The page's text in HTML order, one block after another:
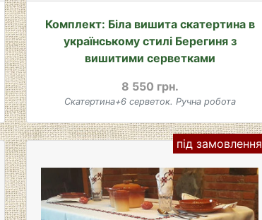
Комплект: Біла вишита скатертина в
українському стилі Берегиня з
вишитими серветками
8 550 грн.
Скатертина+6 серветок. Ручна робота
під замовлення